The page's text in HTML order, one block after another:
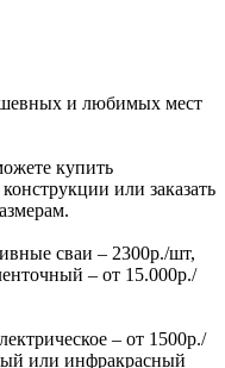
и любимых мест
купить
или заказать
сваи – 2300р./шт,
– от 15.000р./
– от 1500р./
или инфракрасный